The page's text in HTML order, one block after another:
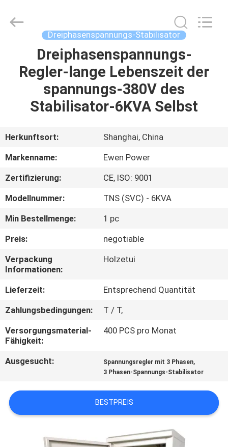
HAUSE
PRODUKTE
VIDEOS
UNS
WERKSBESICHTIGUNG
QUALITÄTSKONTROLLE
KONTAKT
UNS
NEUIGKEITEN
UM
EIN
ANGEBOT
Equipment
Dreiphasenspannungs-Stabilisator
Dreiphasenspannungs-
Regler-lange Lebenszeit der
spannungs-380V des
Stabilisator-6KVA Selbst
Herkunftsort:
Shanghai, China
Markenname:
Ewen Power
Zertifizierung:
CE, ISO: 9001
Modellnummer:
TNS (SVC) - 6KVA
Min Bestellmenge:
1 pc
Preis:
negotiable
Verpackung
Informationen:
Holzetui
Lieferzeit:
Entsprechend Quantität
Zahlungsbedingungen:
T / T,
Versorgungsmaterial-
Fähigkeit:
400 PCS pro Monat
Ausgesucht: Spannungsregler mit 3 Phasen,
3 Phasen-Spannungs-Stabilisator
BESTPREIS